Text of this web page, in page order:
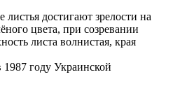
достигают зрелости на
цвета, при созревании
листа волнистая, края
году Украинской